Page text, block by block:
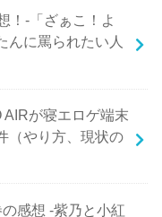
！-「ざぁこ！よ
に罵られたい人
AIRが寝エロゲ端末
（やり方、現状の
感想 -紫乃と小紅